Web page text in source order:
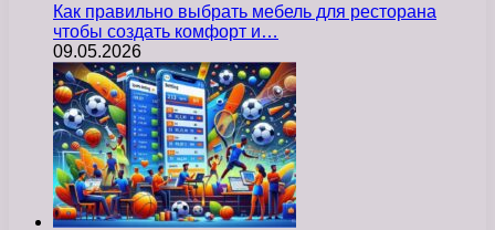
Как правильно выбрать мебель для ресторана
чтобы создать комфорт и…
09.05.2026